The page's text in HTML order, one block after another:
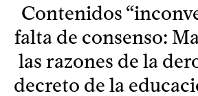
Contenidos
falta de consenso:
las razones de la
decreto de la